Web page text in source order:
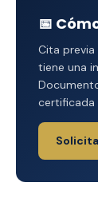
📅
Cita
tiene una
certificada